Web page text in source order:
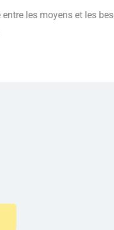
entre les moyens et les